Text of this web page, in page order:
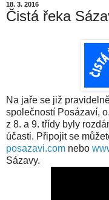
18. 3. 2016
Čistá řeka
Na jaře se již
společností Posázaví,
z 8. a 9. třídy byly
účasti. Připojit se
posazavi.com nebo
Sázavy.